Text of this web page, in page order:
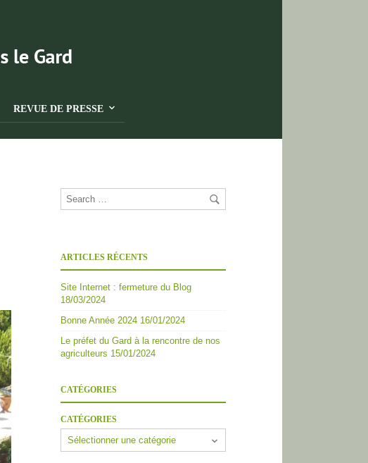
REVUE DE PRESSE
ARTICLES RÉCENTS
Site Internet : fermeture du Blog
18/03/2024
Bonne Année 2024 16/01/2024
Le préfet du Gard à la rencontre de nos
agriculteurs 15/01/2024
CATÉGORIES
CATÉGORIES